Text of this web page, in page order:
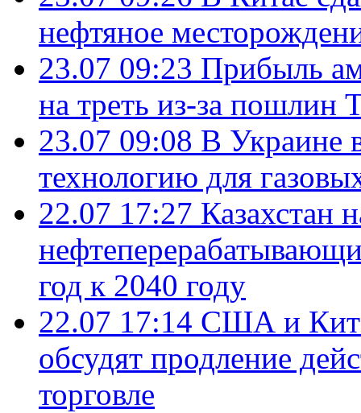
нефтяное
23.07 09:23 Прибыль
на треть из-за пошлин
23.07 09:08 В Украине
технологию для
22.07 17:27 Казахстан
год к 2040 году
22.07 17:14 США и
обсудят продление
торговле